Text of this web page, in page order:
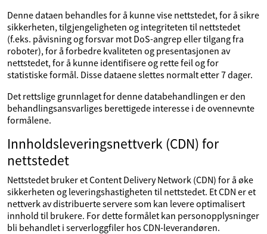
Denne dataen behandles for å kunne vise nettstedet, for å sikre
sikkerheten, tilgjengeligheten og integriteten til nettstedet
(f.eks. påvisning og forsvar mot DoS-angrep eller tilgang fra
roboter), for å forbedre kvaliteten og presentasjonen av
nettstedet, for å kunne identifisere og rette feil og for
statistiske formål. Disse dataene slettes normalt etter 7 dager.
Det rettslige grunnlaget for denne databehandlingen er den
behandlingsansvarliges berettigede interesse i de ovennevnte
formålene.
Innholdsleveringsnettverk (CDN) for
nettstedet
Nettstedet bruker et Content Delivery Network (CDN) for å øke
sikkerheten og leveringshastigheten til nettstedet. Et CDN er et
nettverk av distribuerte servere som kan levere optimalisert
innhold til brukere. For dette formålet kan personopplysninger
bli behandlet i serverloggfiler hos CDN-leverandøren.